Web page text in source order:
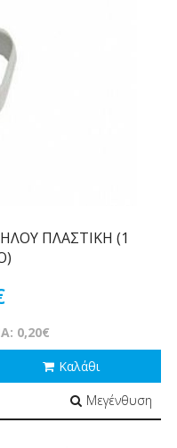
ΠΛΑΣΤΙΚΗ (1
0,20€
Καλάθι
Μεγένθυση